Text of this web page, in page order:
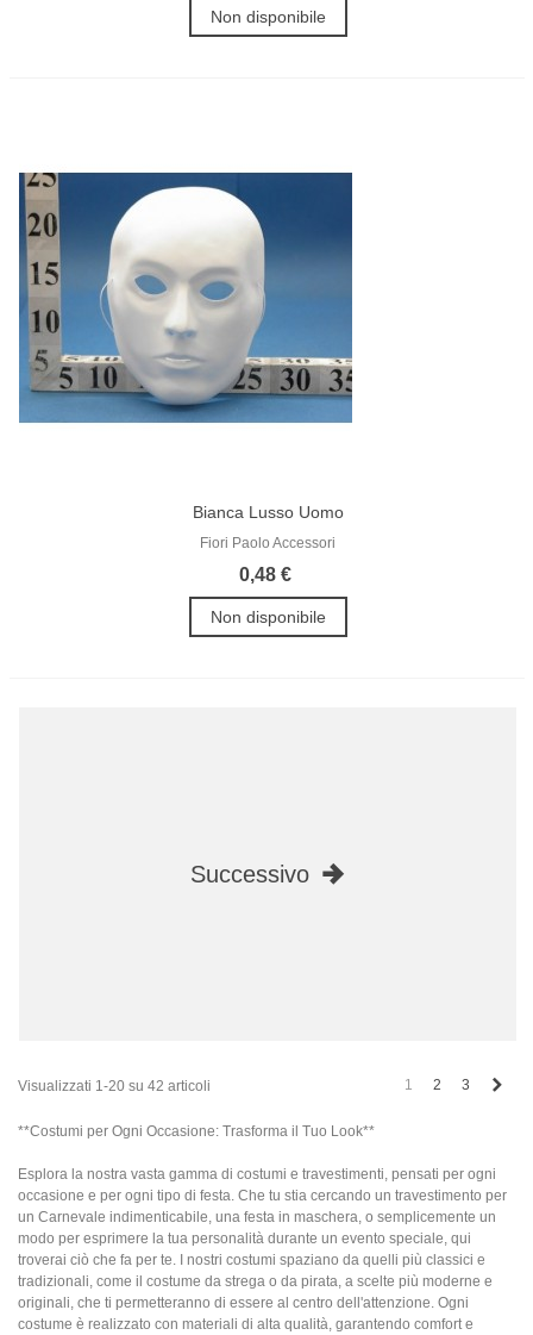
Non disponibile
Bianca Lusso Uomo
Fiori Paolo Accessori
0,48 €
Non disponibile
Successivo
Visualizzati 1-20 su 42 articoli 1 2 3
**Costumi per Ogni Occasione: Trasforma il Tuo Look**
Esplora la nostra vasta gamma di costumi e travestimenti, pensati per ogni
occasione e per ogni tipo di festa. Che tu stia cercando un travestimento per
un Carnevale indimenticabile, una festa in maschera, o semplicemente un
modo per esprimere la tua personalità durante un evento speciale, qui
troverai ciò che fa per te. I nostri costumi spaziano da quelli più classici e
tradizionali, come il costume da strega o da pirata, a scelte più moderne e
originali, che ti permetteranno di essere al centro dell'attenzione. Ogni
costume è realizzato con materiali di alta qualità, garantendo comfort e